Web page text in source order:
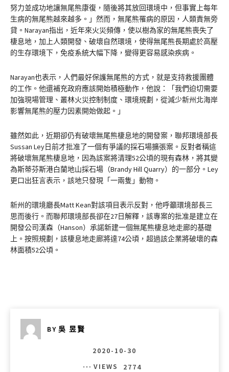
努力並成功地讓無尾熊康復，隨後將其放回環境中，但事實上每年
生病的無尾熊越來越多。」然而，無尾熊罹病的原因，人類責無旁
貸。Narayan指出，近年來火災頻傳，使以樹為家的無尾熊喪失了
棲息地，加上人類開發、破壞自然環境，使得無尾熊長期處於高壓
的生存環境下，免疫系統大幅下降，變得更容易感染疾病。
Narayan也表示，人們最好保護無尾熊的方式，就是支持救援團體
的工作。他還補充政府應該開始積極動作，他說：「我們迫切需要
加強現場管理、叢林火災控制制度、環境規劃，從減少新州北海岸
影響無尾熊的壓力因素開始做起。」
雖然如此，近期卻仍有破壞無尾熊棲息地的開發案，聯邦環境部長
Sussan Ley日前才批准了一個有爭議的採石場擴張案。反對者稱這
將破壞無尾熊棲息地，因為該案將清理52公頃的現有森林，將其變
為斯蒂芬斯港白蘭地山採石場（Brandy Hill Quarry）的一部分。Ley
更口出狂言表示，該地只發現「一兩隻」動物。
新州的環境廳長Matt Kean對該項目表示反對，他呼籲環境部長三
思而後行。而聯邦環境部長卻在27日解釋，該專案的批准是建立在
開發公司漢森（Hanson）承諾新建一個無尾熊棲息地走廊的基礎
上。按照規劃，該棲息地走廊將達74公頃，超過該企業將破壞的森
林面積52公頃。
BY 吳 昱賢
2020-10-30
VIEWS
2774